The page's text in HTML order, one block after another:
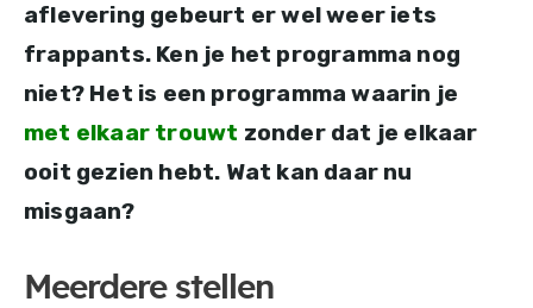
aflevering gebeurt er wel weer iets
frappants. Ken je het programma nog
niet? Het is een programma waarin je
met elkaar trouwt zonder dat je elkaar
ooit gezien hebt. Wat kan daar nu
misgaan?
Meerdere stellen